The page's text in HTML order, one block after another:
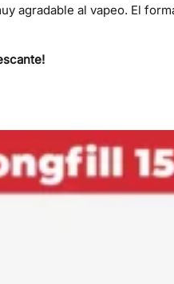
agradable al vapeo. El